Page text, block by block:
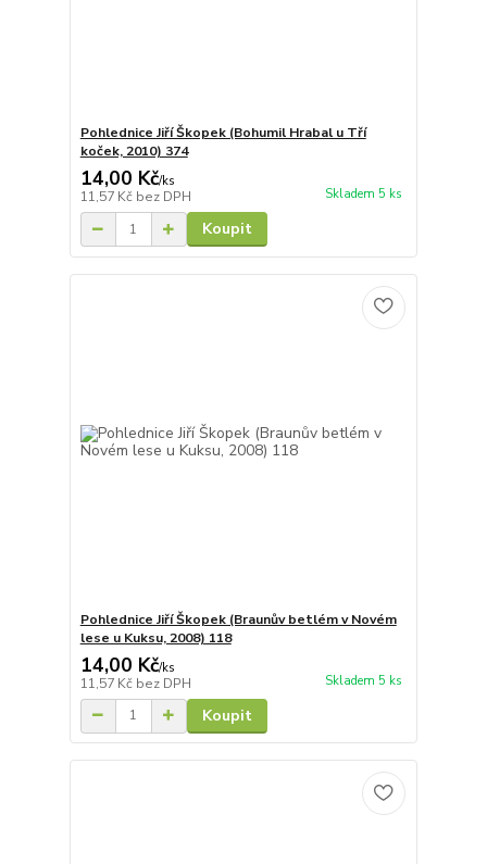
Pohlednice Jiří Škopek (Bohumil Hrabal u Tří
koček, 2010) 374
14,00 Kč/ks
11,57 Kč bez DPH Skladem 5 ks
Koupit
Pohlednice Jiří Škopek (Braunův betlém v Novém
lese u Kuksu, 2008) 118
14,00 Kč/ks
11,57 Kč bez DPH Skladem 5 ks
Koupit